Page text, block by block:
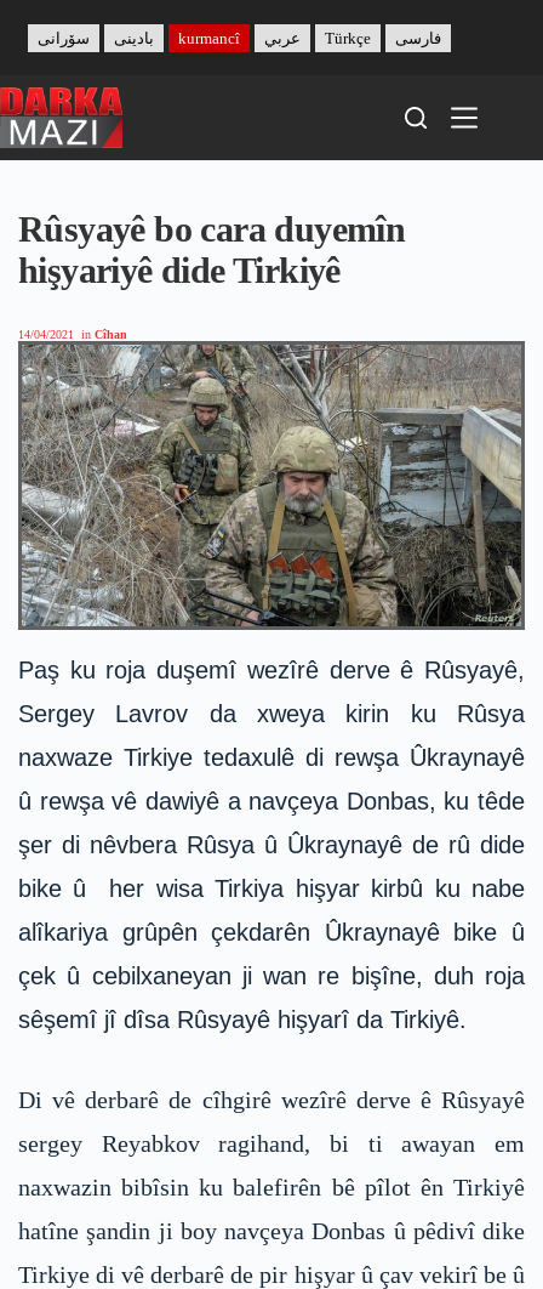
content
بادینی سۆرانی kurmancî عربي Türkçe فارسی
Rûsyayê bo cara duyemîn
hişyariyê dide Tirkiyê
14/04/2021 in Cîhan
Paş ku roja duşemî wezîrê derve ê Rûsyayê,
Sergey Lavrov da xweya kirin ku Rûsya
naxwaze Tirkiye tedaxulê di rewşa Ûkraynayê
û rewşa vê dawiyê a navçeya Donbas, ku têde
şer di nêvbera Rûsya û Ûkraynayê de rû dide
bike û her wisa Tirkiya hişyar kirbû ku nabe
alîkariya grûpên çekdarên Ûkraynayê bike û
çek û cebilxaneyan ji wan re bişîne, duh roja
sêşemî jî dîsa Rûsyayê hişyarî da Tirkiyê.
Di vê derbarê de cîhgirê wezîrê derve ê Rûsyayê
sergey Reyabkov ragihand, bi ti awayan em
naxwazin bibîsin ku balefirên bê pîlot ên Tirkiyê
hatîne şandin ji boy navçeya Donbas û pêdivî dike
Tirkiye di vê derbarê de pir hişyar û çav vekirî be û